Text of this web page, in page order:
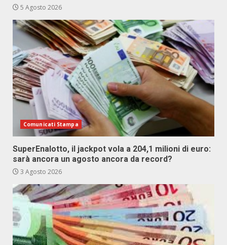
5 Agosto 2026
Comunicati Stampa
SuperEnalotto, il jackpot vola a 204,1 milioni di euro:
sarà ancora un agosto ancora da record?
3 Agosto 2026